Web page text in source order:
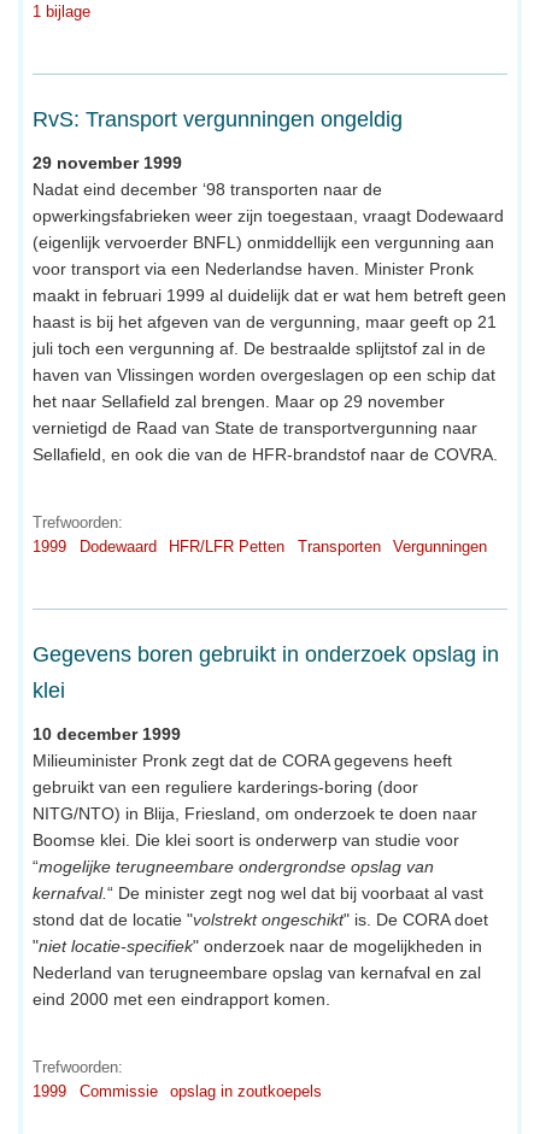
1 bijlage
RvS: Transport vergunningen ongeldig
29 november 1999
Nadat eind december ‘98 transporten naar de
opwerkingsfabrieken weer zijn toegestaan, vraagt Dodewaard
(eigenlijk vervoerder BNFL) onmiddellijk een vergunning aan
voor transport via een Nederlandse haven. Minister Pronk
maakt in februari 1999 al duidelijk dat er wat hem betreft geen
haast is bij het afgeven van de vergunning, maar geeft op 21
juli toch een vergunning af. De bestraalde splijtstof zal in de
haven van Vlissingen worden overgeslagen op een schip dat
het naar Sellafield zal brengen. Maar op 29 november
vernietigd de Raad van State de transportvergunning naar
Sellafield, en ook die van de HFR-brandstof naar de COVRA.
Trefwoorden:
1999
Dodewaard HFR/LFR Petten Transporten Vergunningen
Gegevens boren gebruikt in onderzoek opslag in
klei
10 december 1999
Milieuminister Pronk zegt dat de CORA gegevens heeft
gebruikt van een reguliere karderings-boring (door
NITG/NTO) in Blija, Friesland, om onderzoek te doen naar
Boomse klei. Die klei soort is onderwerp van studie voor
“mogelijke terugneembare ondergrondse opslag van
kernafval.“ De minister zegt nog wel dat bij voorbaat al vast
stond dat de locatie "volstrekt ongeschikt" is. De CORA doet
"niet locatie-specifiek" onderzoek naar de mogelijkheden in
Nederland van terugneembare opslag van kernafval en zal
eind 2000 met een eindrapport komen.
Trefwoorden:
1999
Commissie opslag in zoutkoepels